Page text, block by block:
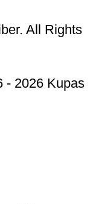
All Rights
- 2026 Kupas